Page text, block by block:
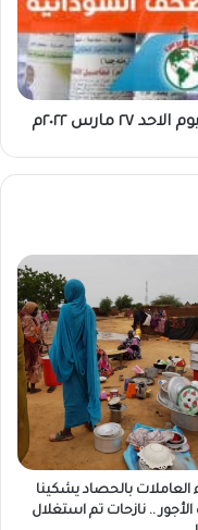
مارس ٢٠٢٢م
العاملات بالحصاد يشكينا
.. نازحات تم استغلال